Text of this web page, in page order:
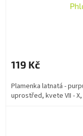
119 Kč
Plamenka latnatá -
uprostřed, kvete VII -